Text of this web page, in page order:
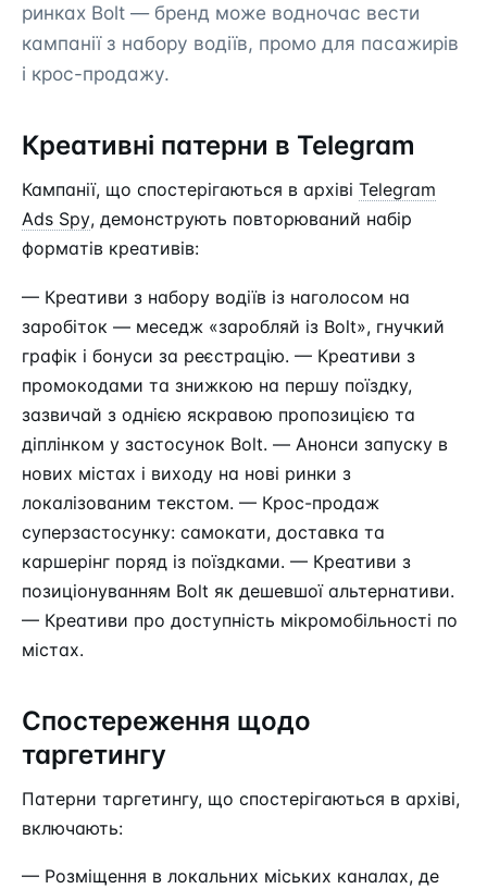
ринках Bolt — бренд може водночас вести
кампанії з набору водіїв, промо для пасажирів
і крос-продажу.
Креативні патерни в Telegram
Кампанії, що спостерігаються в архіві Telegram
Ads Spy, демонструють повторюваний набір
форматів креативів:
— Креативи з набору водіїв із наголосом на
заробіток — меседж «заробляй із Bolt», гнучкий
графік і бонуси за реєстрацію. — Креативи з
промокодами та знижкою на першу поїздку,
зазвичай з однією яскравою пропозицією та
діплінком у застосунок Bolt. — Анонси запуску в
нових містах і виходу на нові ринки з
локалізованим текстом. — Крос-продаж
суперзастосунку: самокати, доставка та
каршерінг поряд із поїздками. — Креативи з
позиціонуванням Bolt як дешевшої альтернативи.
— Креативи про доступність мікромобільності по
містах.
Спостереження щодо
таргетингу
Патерни таргетингу, що спостерігаються в архіві,
включають:
— Розміщення в локальних міських каналах, де